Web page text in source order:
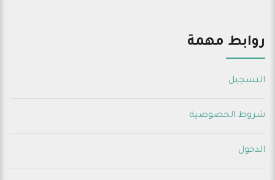
روابط مهمة
التسجيل
شروط الخصوصية
الدخول